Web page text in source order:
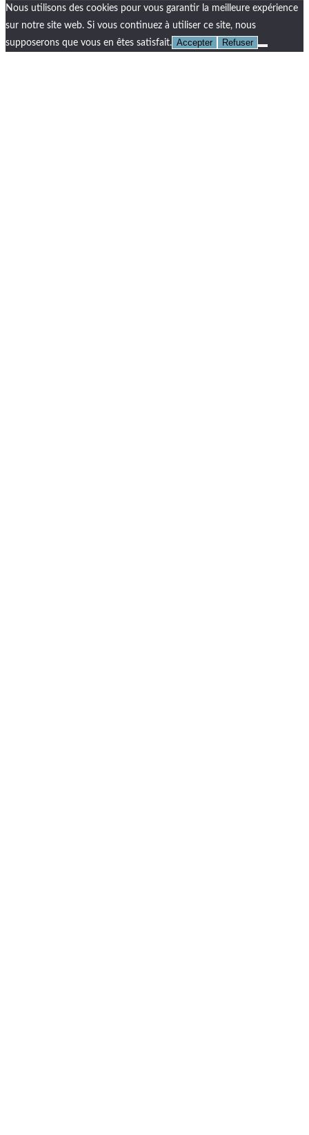
Nous utilisons des cookies pour vous garantir la meilleure expérience
sur notre site web. Si vous continuez à utiliser ce site, nous
supposerons que vous en êtes satisfait. Accepter Refuser